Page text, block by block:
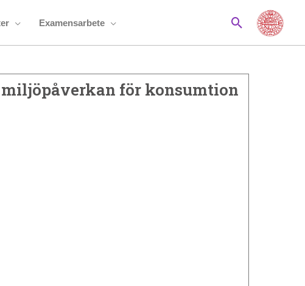
Examensarbete Sök
för konsumtion